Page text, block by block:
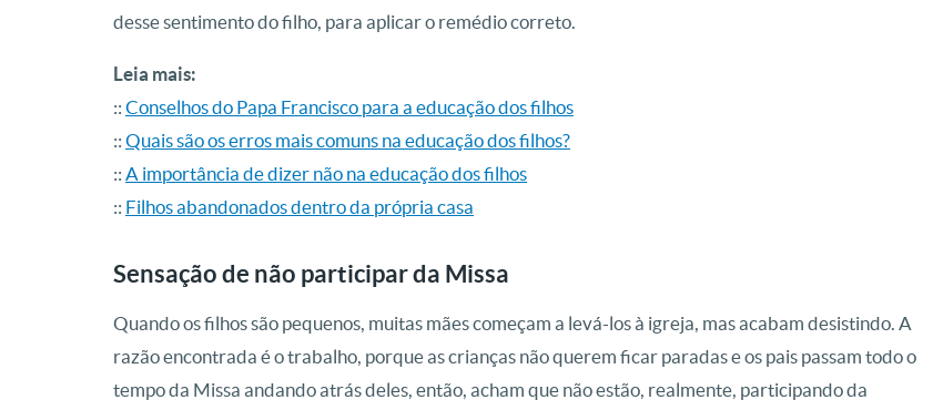
desse sentimento do filho, para aplicar o remédio correto.
Leia mais:
:: Conselhos do Papa Francisco para a educação dos filhos
:: Quais são os erros mais comuns na educação dos filhos?
:: A importância de dizer não na educação dos filhos
:: Filhos abandonados dentro da própria casa
Sensação de não participar da Missa
Quando os filhos são pequenos, muitas mães começam a levá-los à igreja, mas acabam desistindo. A
razão encontrada é o trabalho, porque as crianças não querem ficar paradas e os pais passam todo o
tempo da Missa andando atrás deles, então, acham que não estão, realmente, participando da